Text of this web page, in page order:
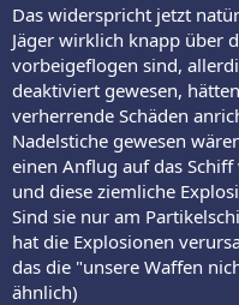
Das widerspricht jetzt
Jäger wirklich knapp über
vorbeigeflogen sind,
deaktiviert gewesen,
verherrende Schäden
Nadelstiche gewesen
einen Anflug auf das
und diese ziemliche
Sind sie nur am
hat die Explosionen
das die "unsere Waffen
ähnlich)